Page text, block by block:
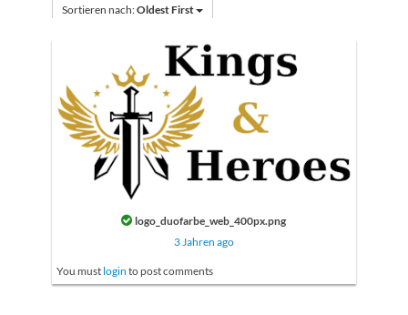
Sortieren nach:Oldest First
logo_duofarbe_web_400px.png
3 Jahren ago
You must login to post comments